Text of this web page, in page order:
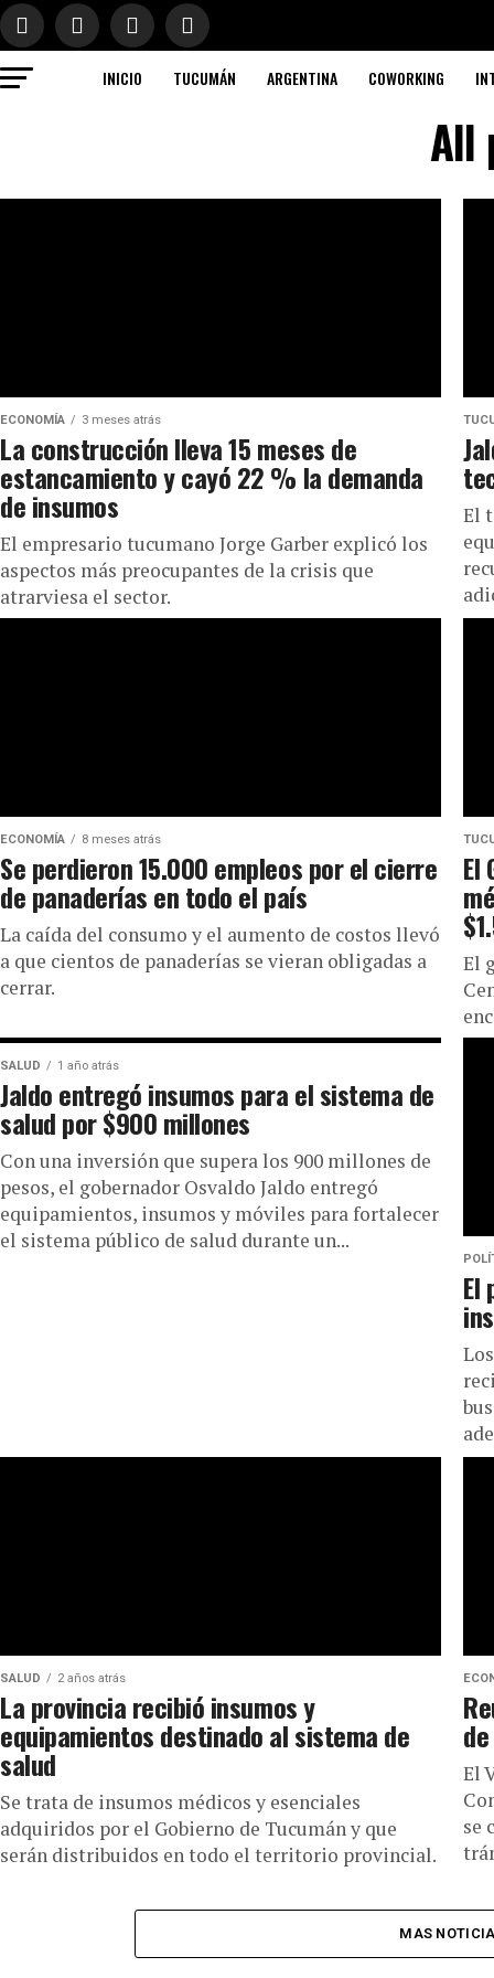
INICIO TUCUMÁN ARGENTINA COWORKING
All
ECONOMÍA 3 meses atrás
La construcción lleva 15 meses de
estancamiento y cayó 22 % la demanda
de insumos
El empresario tucumano Jorge Garber explicó los
aspectos más preocupantes de la crisis que
atrarviesa el sector.
El
ECONOMÍA 8 meses atrás
Se perdieron 15.000 empleos por el cierre
de panaderías en todo el país
La caída del consumo y el aumento de costos llevó
a que cientos de panaderías se vieran obligadas a
cerrar.
El
El
SALUD 1 año atrás
Jaldo entregó insumos para el sistema de
salud por $900 millones
Con una inversión que supera los 900 millones de
pesos, el gobernador Osvaldo Jaldo entregó
equipamientos, insumos y móviles para fortalecer
el sistema público de salud durante un...
El
SALUD 2 años atrás
La provincia recibió insumos y
equipamientos destinado al sistema de
salud
Se trata de insumos médicos y esenciales
adquiridos por el Gobierno de Tucumán y que
serán distribuidos en todo el territorio provincial.
El
se
MAS